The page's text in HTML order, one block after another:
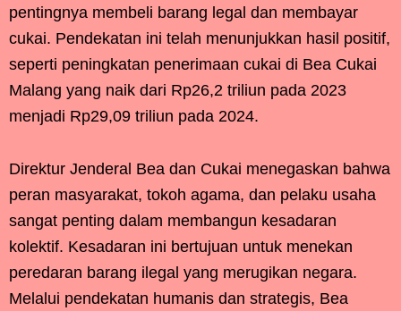
pentingnya membeli barang legal dan membayar
cukai. Pendekatan ini telah menunjukkan hasil positif,
seperti peningkatan penerimaan cukai di Bea Cukai
Malang yang naik dari Rp26,2 triliun pada 2023
menjadi Rp29,09 triliun pada 2024.
Direktur Jenderal Bea dan Cukai menegaskan bahwa
peran masyarakat, tokoh agama, dan pelaku usaha
sangat penting dalam membangun kesadaran
kolektif. Kesadaran ini bertujuan untuk menekan
peredaran barang ilegal yang merugikan negara.
Melalui pendekatan humanis dan strategis, Bea